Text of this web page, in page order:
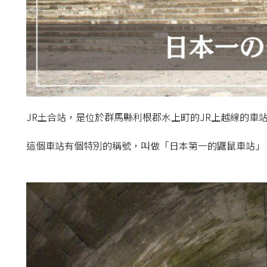
JR土合站，是位於群馬縣利根郡水上町的JR上越線的車
這個車站有個特別的稱號，叫做「日本第一的鼴鼠車站